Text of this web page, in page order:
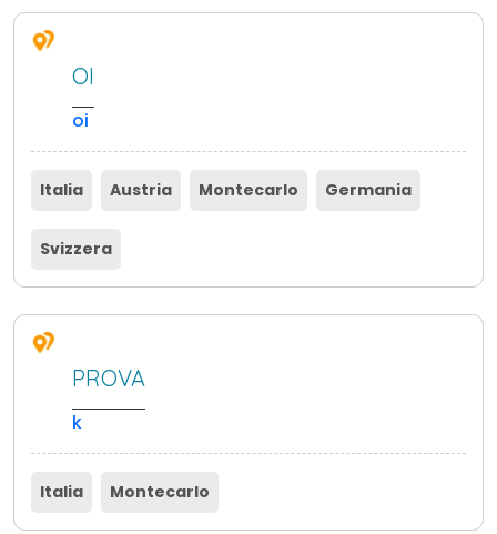
OI
oi
Italia Austria Montecarlo Germania
Svizzera
PROVA
k
Italia Montecarlo